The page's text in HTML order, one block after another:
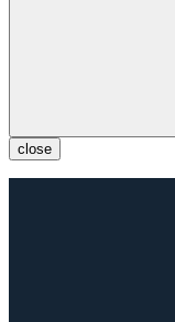
close